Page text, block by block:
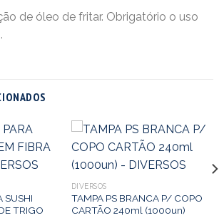
de óleo de fritar. Obrigatório o uso
SUSHI
TRIGO
DIVERSOS
TAMPA PS BRANCA P/ COPO
CARTÃO 240ml (1000un)